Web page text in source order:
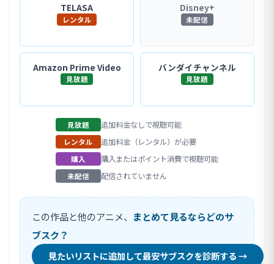
TELASA
レンタル
Disney+
未配信
Amazon Prime Video
見放題
バンダイチャンネル
見放題
見放題 追加料金なしで視聴可能
レンタル 追加料金（レンタル）が必要
購入 購入またはポイント消費で視聴可能
未配信 配信されていません
この作品と他のアニメ、 まとめて見るならどのサ
ブスク？
見たいリストに追加して最安サブスクを診断する →